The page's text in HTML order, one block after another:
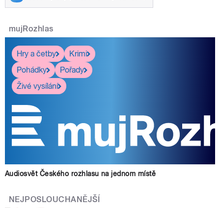
mujRozhlas
Hry a četby
Krimi
Pohádky
Pořady
Živé vysílání
Audiosvět Českého rozhlasu na jednom místě
NEJPOSLOUCHANĚJŠÍ